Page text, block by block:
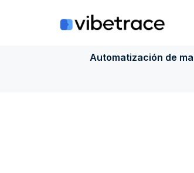
Automatización de